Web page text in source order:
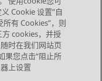
下一主题
Cookie 设置”自
有 Cookies”，则
cookies，并授
时在我们网站页
果您点击“阻止所
上设置